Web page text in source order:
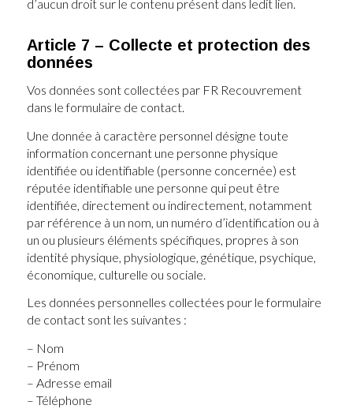
d’aucun droit sur le contenu présent dans ledit lien.
Article 7 – Collecte et protection des
données
Vos données sont collectées par FR Recouvrement
dans le formulaire de contact.
Une donnée à caractère personnel désigne toute
information concernant une personne physique
identifiée ou identifiable (personne concernée) est
réputée identifiable une personne qui peut être
identifiée, directement ou indirectement, notamment
par référence à un nom, un numéro d’identification ou à
un ou plusieurs éléments spécifiques, propres à son
identité physique, physiologique, génétique, psychique,
économique, culturelle ou sociale.
Les données personnelles collectées pour le formulaire
de contact sont les suivantes :
– Nom
– Prénom
– Adresse email
– Téléphone